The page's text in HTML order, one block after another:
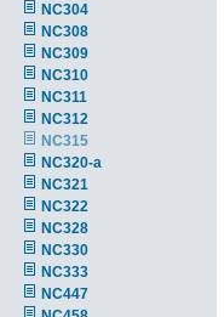
NC304
NC308
NC309
NC310
NC311
NC312
NC315
NC320-a
NC321
NC322
NC328
NC330
NC333
NC447